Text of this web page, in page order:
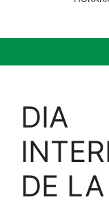
DIA
DE